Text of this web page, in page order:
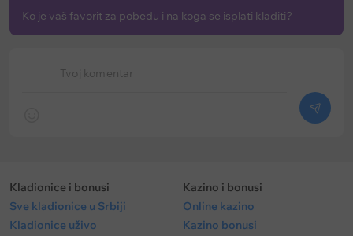
Tvoj komentar
Ko je vaš favorit za pobedu i na koga se isplati kladiti?
Kladionice i bonusi
Sve kladionice u Srbiji
Kladionice uživo
Kazino i bonusi
Online kazino
Kazino bonusi